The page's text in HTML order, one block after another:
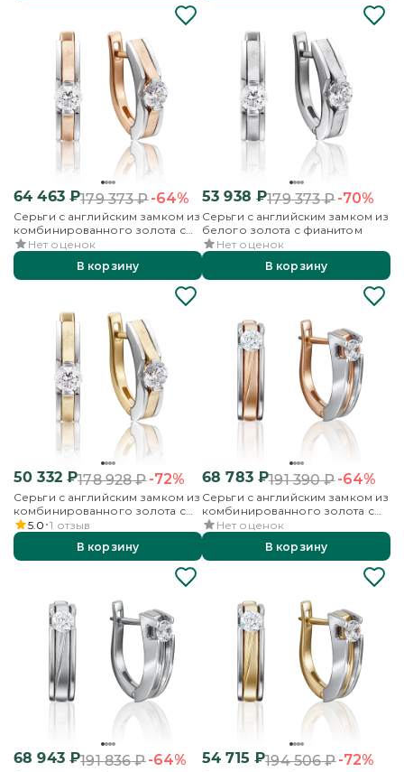
64 463₽179 373₽-64%
Серьги с английским замком из
комбинированного золота с
фианитом
Нет оценок
В корзину
53 938 ₽179 373₽-70%
Серьги с английским замком из
белого золота с фианитом
Нет оценок
В корзину
50 332₽178 928₽-72%
Серьги с английским замком из
комбинированного золота с
фианитом
5.0 1 отзыв
В корзину
68 783₽191 390₽-64%
Серьги с английским замком из
комбинированного золота с
фианитом
Нет оценок
В корзину
68 943₽191 836₽-64% 54 715 ₽194 506₽-72%